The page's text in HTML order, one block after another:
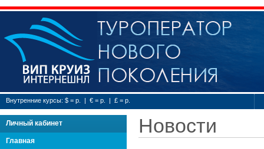
Туроператор нового
Внутренние курсы: $ = р. | € = р. | £ = р.
Личный кабинет
Главная
Новости